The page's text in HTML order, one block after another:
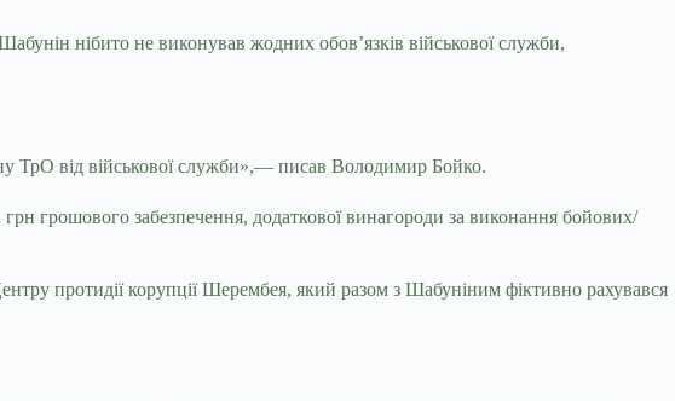
нібито не виконував жодних обов’язків військової служби,
ТрО від військової служби»,— писав Володимир Бойко.
грошового забезпечення, додаткової винагороди за виконання бойових/
протидії корупції Шерембея, який разом з Шабуніним фіктивно рахувався